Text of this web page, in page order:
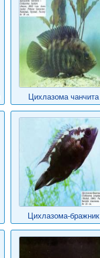
Цихлазома чанчита
Цихлазома-бражник